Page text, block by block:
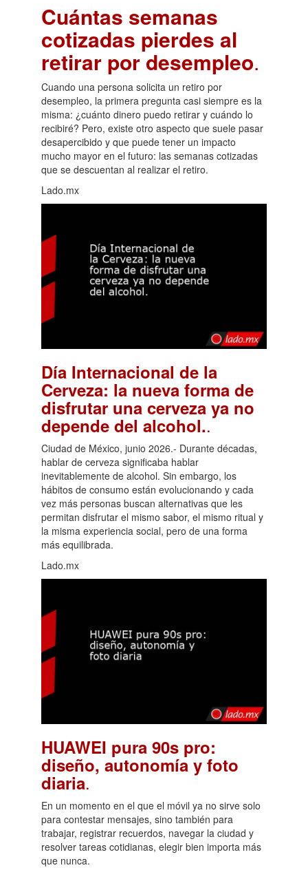
Cuántas semanas
cotizadas pierdes al
retirar por desempleo.
Cuando una persona solicita un retiro por
desempleo, la primera pregunta casi siempre es la
misma: ¿cuánto dinero puedo retirar y cuándo lo
recibiré? Pero, existe otro aspecto que suele pasar
desapercibido y que puede tener un impacto
mucho mayor en el futuro: las semanas cotizadas
que se descuentan al realizar el retiro.
Lado.mx
Día Internacional de la
Cerveza: la nueva forma de
disfrutar una cerveza ya no
depende del alcohol..
Ciudad de México, junio 2026.- Durante décadas,
hablar de cerveza significaba hablar
inevitablemente de alcohol. Sin embargo, los
hábitos de consumo están evolucionando y cada
vez más personas buscan alternativas que les
permitan disfrutar el mismo sabor, el mismo ritual y
la misma experiencia social, pero de una forma
más equilibrada.
Lado.mx
HUAWEI pura 90s pro:
diseño, autonomía y foto
diaria.
En un momento en el que el móvil ya no sirve solo
para contestar mensajes, sino también para
trabajar, registrar recuerdos, navegar la ciudad y
resolver tareas cotidianas, elegir bien importa más
que nunca.